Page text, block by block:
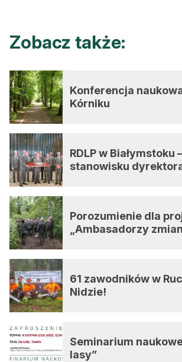
Zobacz także:
Konferencja
Kórniku
RDLP w Białymstoku
stanowisku
Porozumienie dla
„Ambasadorzy
61 zawodników w
Nidzie!
Seminarium
lasy”